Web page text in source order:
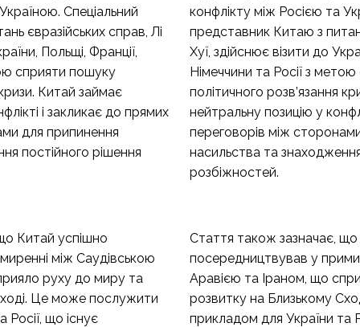
Спеціальний
євразійських справ, Лі
Польщі, Франції,
сприяти пошуку
Китай займає
і закликає до прямих
для припинення
постійного рішення
Китай успішно
між Саудівською
руху до миру та
Це може послужити
Росії, що існує
конфлікту між Росією та
представник Китаю з
Хуї, здійснює візити до
Німеччини та Росії з
політичного розв’язання
нейтральну позицію у
переговорів між
насильства та
розбіжностей.
Стаття також зазначає,
посередництвував у
Аравією та Іраном, що
розвитку на Близькому
прикладом для України та